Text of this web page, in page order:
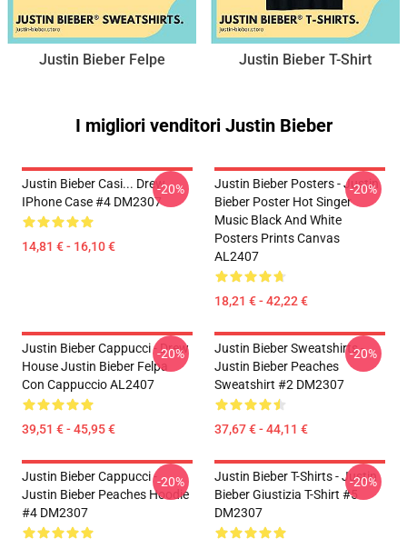
Justin Bieber Felpe Justin Bieber T-Shirt
I migliori venditori Justin Bieber
Justin Bieber Casi... Drew
IPhone Case #4 DM2307
14,81 € - 16,10 €
-20%
Justin Bieber Posters - Justin
Bieber Poster Hot Singer
Music Black And White
Posters Prints Canvas
AL2407
18,21 € - 42,22 €
-20%
Justin Bieber Cappucci - Drew
House Justin Bieber Felpa
Con Cappuccio AL2407
39,51 € - 45,95 €
-20%
Justin Bieber Sweatshirts -
Justin Bieber Peaches
Sweatshirt #2 DM2307
37,67 € - 44,11 €
-20%
Justin Bieber Cappucci -
Justin Bieber Peaches Hoodie
#4 DM2307
-20%
Justin Bieber T-Shirts - Justin
Bieber Giustizia T-Shirt #5
DM2307
-20%